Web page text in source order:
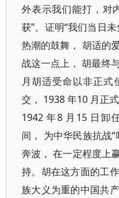
外表示我们能打，对
获”。证明“我们当日
热潮的鼓舞， 胡适的
战这一点上， 胡最终
月胡适受命以非正式
交， 1938 年10 月正
1942 年8 月15 日卸
间， 为中华民族抗战
奔波， 在一定程度上
持。胡在这方面的工
族大义为重的中国共